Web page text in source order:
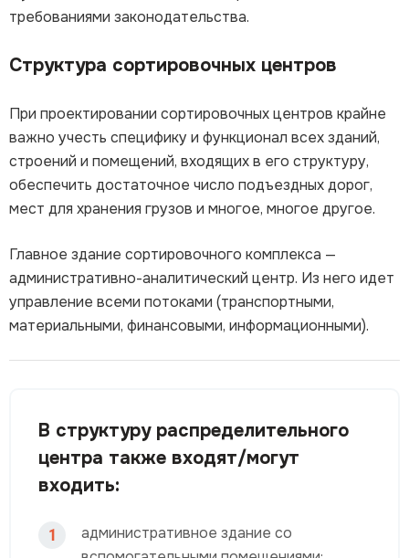
требованиями законодательства.
Структура сортировочных центров
При проектировании сортировочных центров крайне
важно учесть специфику и функционал всех зданий,
строений и помещений, входящих в его структуру,
обеспечить достаточное число подъездных дорог,
мест для хранения грузов и многое, многое другое.
Главное здание сортировочного комплекса —
административно-аналитический центр. Из него идет
управление всеми потоками (транспортными,
материальными, финансовыми, информационными).
В структуру распределительного
центра также входят/могут
входить:
1
административное здание со